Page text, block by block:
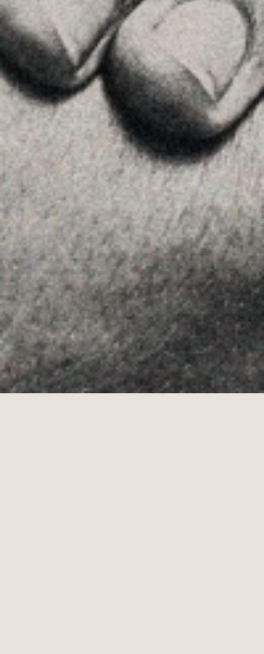
Home
About Us
Team
Advice
Insights
Contact
Linkedin
Instagram
Youtube
Allyon — Barcelona, Spain
Copyrights © 2026 LEGAL NOTICE ·
COOKIES POLICY · PRIVACY POLICY·